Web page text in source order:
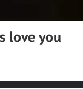
love you